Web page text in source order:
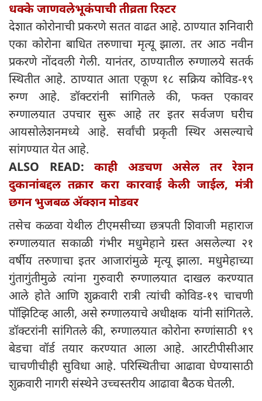
धक्के जाणवलेभूकंपाची तीव्रता रिश्टर
देशात कोरोनाची प्रकरणे सतत वाढत आहे. ठाण्यात शनिवारी
एका कोरोना बाधित तरुणाचा मृत्यू झाला. तर आठ नवीन
प्रकरणे नोंदवली गेली. यानंतर, ठाण्यातील रुग्णालये सतर्क
स्थितीत आहे. ठाण्यात आता एकूण १८ सक्रिय कोविड-१९
रुग्ण आहे. डॉक्टरांनी सांगितले की, फक्त एकावर
रुग्णालयात उपचार सुरू आहे तर इतर सर्वजण घरीच
आयसोलेशनमध्ये आहे. सर्वांची प्रकृती स्थिर असल्याचे
सांगण्यात येत आहे.
ALSO READ: काही अडचण असेल तर रेशन
दुकानांबद्दल तक्रार करा कारवाई केली जाईल, मंत्री
छगन भुजबळ अ‍ॅक्शन मोडवर
तसेच कळवा येथील टीएमसीच्या छत्रपती शिवाजी महाराज
रुग्णालयात सकाळी गंभीर मधुमेहाने ग्रस्त असलेल्या २१
वर्षीय तरुणाचा इतर आजारांमुळे मृत्यू झाला. मधुमेहाच्या
गुंतागुंतीमुळे त्यांना गुरुवारी रुग्णालयात दाखल करण्यात
आले होते आणि शुक्रवारी रात्री त्यांची कोविड-१९ चाचणी
पॉझिटिव्ह आली, असे रुग्णालयाचे अधीक्षक यांनी सांगितले.
डॉक्टरांनी सांगितले की, रुग्णालयात कोरोना रुग्णांसाठी १९
बेडचा वॉर्ड तयार करण्यात आला आहे. आरटीपीसीआर
चाचणीचीही सुविधा आहे. परिस्थितीचा आढावा घेण्यासाठी
शुक्रवारी नागरी संस्थेने उच्चस्तरीय आढावा बैठक घेतली.